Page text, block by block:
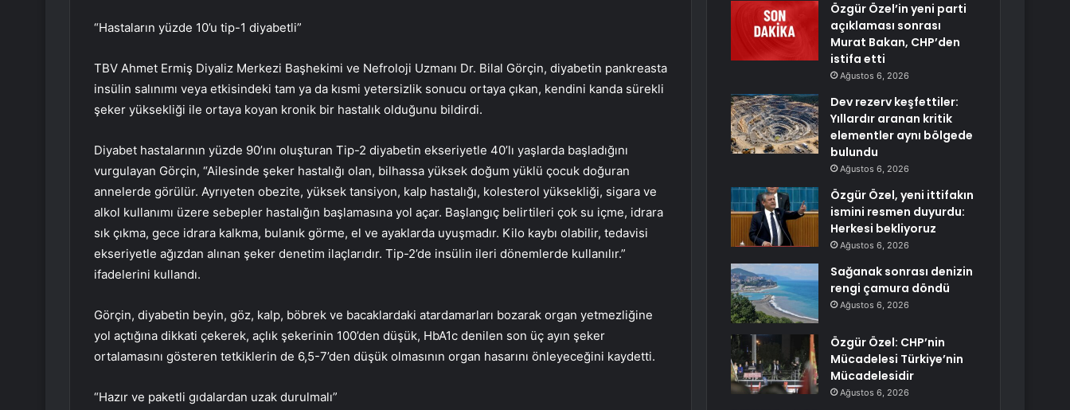
“Hastaların yüzde 10’u tip-1 diyabetli”
TBV Ahmet Ermiş Diyaliz Merkezi Başhekimi ve Nefroloji Uzmanı Dr. Bilal Görçin, diyabetin pankreasta
insülin salınımı veya etkisindeki tam ya da kısmi yetersizlik sonucu ortaya çıkan, kendini kanda sürekli
şeker yüksekliği ile ortaya koyan kronik bir hastalık olduğunu bildirdi.
Diyabet hastalarının yüzde 90’ını oluşturan Tip-2 diyabetin ekseriyetle 40’lı yaşlarda başladığını
vurgulayan Görçin, “Ailesinde şeker hastalığı olan, bilhassa yüksek doğum yüklü çocuk doğuran
annelerde görülür. Ayrıyeten obezite, yüksek tansiyon, kalp hastalığı, kolesterol yüksekliği, sigara ve
alkol kullanımı üzere sebepler hastalığın başlamasına yol açar. Başlangıç belirtileri çok su içme, idrara
sık çıkma, gece idrara kalkma, bulanık görme, el ve ayaklarda uyuşmadır. Kilo kaybı olabilir, tedavisi
ekseriyetle ağızdan alınan şeker denetim ilaçlarıdır. Tip-2’de insülin ileri dönemlerde kullanılır.”
ifadelerini kullandı.
Görçin, diyabetin beyin, göz, kalp, böbrek ve bacaklardaki atardamarları bozarak organ yetmezliğine
yol açtığına dikkati çekerek, açlık şekerinin 100’den düşük, HbA1c denilen son üç ayın şeker
ortalamasını gösteren tetkiklerin de 6,5-7’den düşük olmasının organ hasarını önleyeceğini kaydetti.
“Hazır ve paketli gıdalardan uzak durulmalı”
Özgür Özel’in yeni parti
açıklaması sonrası
Murat Bakan, CHP’den
istifa etti
Ağustos 6, 2026
Dev rezerv keşfettiler:
Yıllardır aranan kritik
elementler aynı bölgede
bulundu
Ağustos 6, 2026
Özgür Özel, yeni ittifakın
ismini resmen duyurdu:
Herkesi bekliyoruz
Ağustos 6, 2026
Sağanak sonrası denizin
rengi çamura döndü
Ağustos 6, 2026
Özgür Özel: CHP’nin
Mücadelesi Türkiye’nin
Mücadelesidir
Ağustos 6, 2026